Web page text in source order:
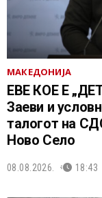
МАКЕДОНИЈА
ЕВЕ КОЕ Е
Заеви и
талогот на
Ново Село
08.08.2026. 18:43